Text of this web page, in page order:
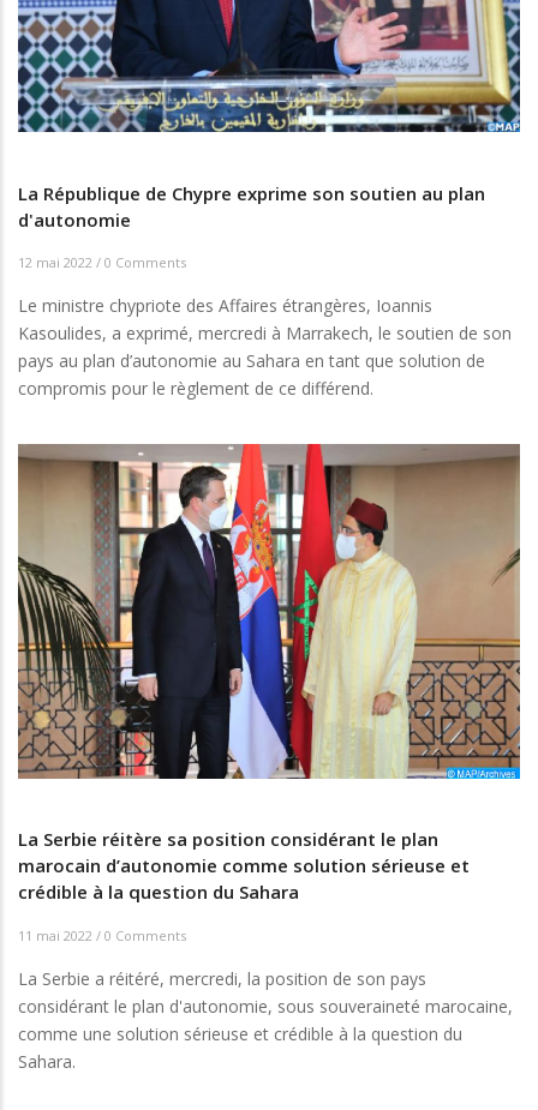
La République de Chypre exprime son soutien au plan
d'autonomie
12 mai 2022 / 0 Comments
Le ministre chypriote des Affaires étrangères, Ioannis
Kasoulides, a exprimé, mercredi à Marrakech, le soutien de son
pays au plan d’autonomie au Sahara en tant que solution de
compromis pour le règlement de ce différend.
La Serbie réitère sa position considérant le plan
marocain d’autonomie comme solution sérieuse et
crédible à la question du Sahara
11 mai 2022 / 0 Comments
La Serbie a réitéré, mercredi, la position de son pays
considérant le plan d'autonomie, sous souveraineté marocaine,
comme une solution sérieuse et crédible à la question du
Sahara.